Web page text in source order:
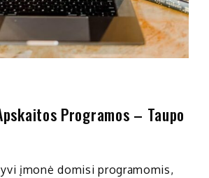
Programos – Taupo
įmonė domisi programomis,